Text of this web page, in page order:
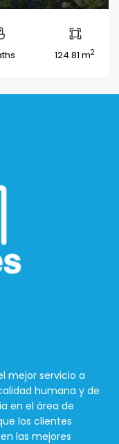
124.81 m2
mejor servicio a
humana y de
en el área de
los clientes
las mejores